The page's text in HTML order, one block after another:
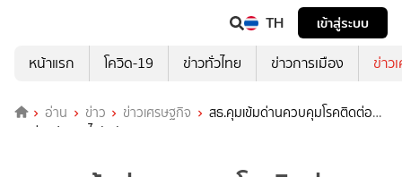
TH
เข้าสู่ระบบ
หน้าแรก
โควิด-19 ข่าวทั่วไทย ข่าวการเมือง ข่าว
อ่าน ข่าว ข่าวเศรษฐกิจ
สธ.คุมเข้มด่านควบคุมโรคติดต่อ
ระหว่างประเทศไวรัสฮันตา